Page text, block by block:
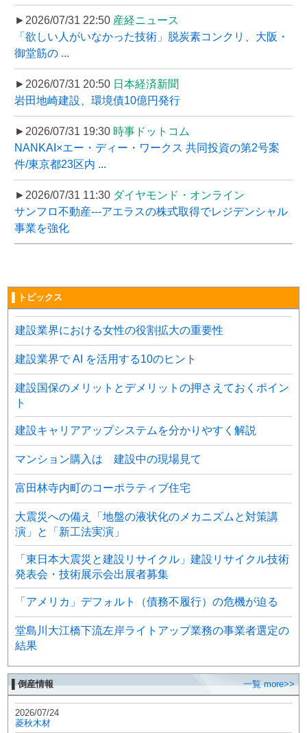
►2026/07/31 22:50 産経ニュース
「欲しい人がいなかった技術」脱炭素コンクリ、大阪・
御堂筋の ...
►2026/07/31 20:50 日本経済新聞
岩田地崎建設、環境債10億円発行
►2026/07/31 19:30 時事ドットコム
NANKAI×エー・ディー・ワークス 共同投資の第2号案
件/東京都23区内 ...
►2026/07/31 11:30 ダイヤモンド・オンライン
サンフロ不動産---アエラスの株式取得でレジデンシャル
事業を強化
▌トピックス
建設業界における女性の役割拡大の重要性
建設業界で AI を活用する10のヒント
建設国保のメリットとデメリットの押さえておくポイン
ト
建設キャリアアップシステムを分かりやすく解説
マンション購入は 建設中の現場見て
富田林寺内町のコーポラティブ住宅
大震災への備え「地盤の液状化のメカニズムと対策講
演」と「新工法実演」
「東日本大震災と建設リサイクル」建設リサイクル技術
発表会・技術展示会出展者募集
「アメリカ」デフォルト（債務不履行）の危機が迫る
堂島川大江橋下流左岸ライトアップ業務の事業者選定の
結果
▌倒産情報 一覧 more>>
2026/07/24
菱秋木材